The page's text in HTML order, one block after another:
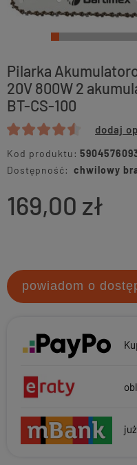
Pilarka
20V 800W 2
BT-CS-100
dodaj
Kod produktu:
Dostępność: chwilowy
169,00 zł
powiadom o